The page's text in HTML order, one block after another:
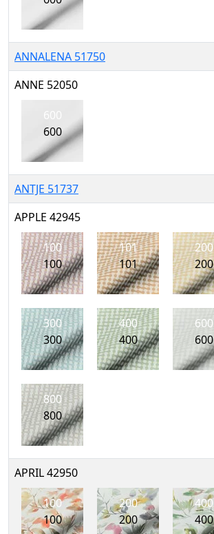
ANNALENA 51750
ANNE 52050
600
600
ANTJE 51737
APPLE 42945
100
100
101
101
200
200
300
300
400
400
600
600
800
800
APRIL 42950
100
100
200
200
400
400